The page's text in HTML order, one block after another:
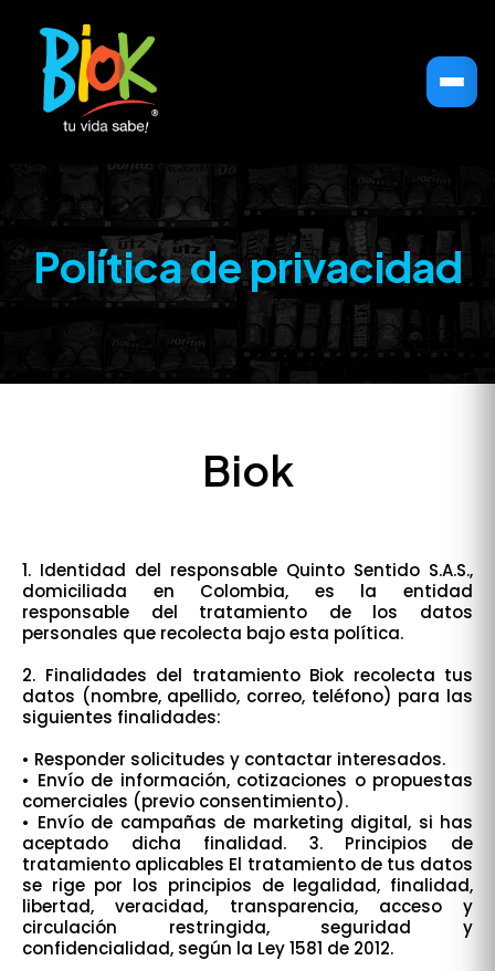
Política de privacidad
Biok
1. Identidad del responsable Quinto Sentido S.A.S.,
domiciliada en Colombia, es la entidad
responsable del tratamiento de los datos
personales que recolecta bajo esta política.
2. Finalidades del tratamiento Biok recolecta tus
datos (nombre, apellido, correo, teléfono) para las
siguientes finalidades:
• Responder solicitudes y contactar interesados.
• Envío de información, cotizaciones o propuestas
comerciales (previo consentimiento).
• Envío de campañas de marketing digital, si has
aceptado dicha finalidad. 3. Principios de
tratamiento aplicables El tratamiento de tus datos
se rige por los principios de legalidad, finalidad,
libertad, veracidad, transparencia, acceso y
circulación restringida, seguridad y
confidencialidad, según la Ley 1581 de 2012.